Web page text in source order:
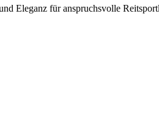
Eleganz für anspruchsvolle